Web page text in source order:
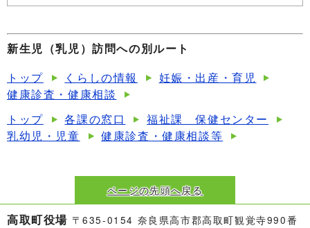
新生児（乳児）訪問への別ルート
トップ
くらしの情報
妊娠・出産・育児
健康診査・健康相談
トップ
各課の窓口
福祉課 保健センター
乳幼児・児童
健康診査・健康相談等
ページの先頭へ戻る
高取町役場 〒635-0154 奈良県高市郡高取町観覚寺990番